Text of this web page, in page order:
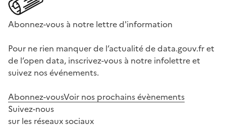
Abonnez-vous à notre lettre d'information
Pour ne rien manquer de l’actualité de data.gouv.fr et
de l’open data, inscrivez-vous à notre infolettre et
suivez nos événements.
Abonnez-vousVoir nos prochains évènements
Suivez-nous
sur les réseaux sociaux